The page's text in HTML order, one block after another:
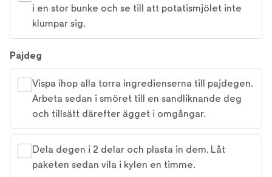
i en stor bunke och se till att potatismjölet inte
klumpar sig.
Pajdeg
Vispa ihop alla torra ingredienserna till pajdegen.
Arbeta sedan i smöret till en sandliknande deg
och tillsätt därefter ägget i omgångar.
Dela degen i 2 delar och plasta in dem. Låt
paketen sedan vila i kylen en timme.